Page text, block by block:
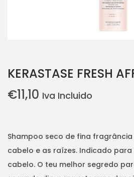
KERASTASE FRESH
€11,10 Iva Incluido
Shampoo seco de fina
cabelo e as raízes. Indicado
cabelo. O teu melhor segredo